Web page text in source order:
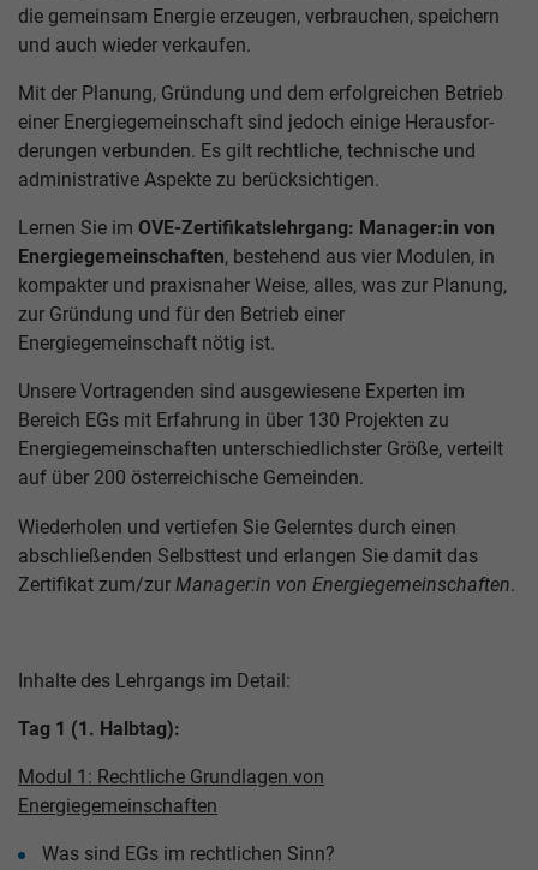
die gemeinsam Energie erzeugen, verbrauchen, speichern
und auch wieder verkaufen.
Mit der Planung, Gründung und dem erfolgreichen Betrieb
einer Energiegemeinschaft sind jedoch einige Herausfor­
derungen verbunden. Es gilt rechtliche, technische und
administrative Aspekte zu berücksichtigen.
Lernen Sie im OVE-Zertifikatslehrgang: Manager:in von
Energiegemeinschaften, bestehend aus vier Modulen, in
kompakter und praxisnaher Weise, alles, was zur Planung,
zur Gründung und für den Betrieb einer
Energiegemeinschaft nötig ist.
Unsere Vortragenden sind ausgewiesene Experten im
Bereich EGs mit Erfahrung in über 130 Projekten zu
Energiegemeinschaften unterschiedlichster Größe, verteilt
auf über 200 österreichische Gemeinden.
Wiederholen und vertiefen Sie Gelerntes durch einen
abschließenden Selbsttest und erlangen Sie damit das
Zertifikat zum/zur Manager:in von Energiegemeinschaften.
Inhalte des Lehrgangs im Detail:
Tag 1 (1. Halbtag):
Modul 1: Rechtliche Grundlagen von
Energiegemeinschaften
Was sind EGs im rechtlichen Sinn?